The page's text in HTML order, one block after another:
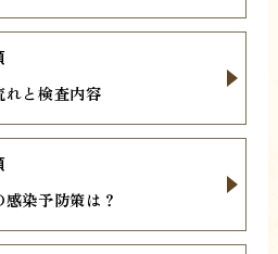
と検査内容
染予防策は？